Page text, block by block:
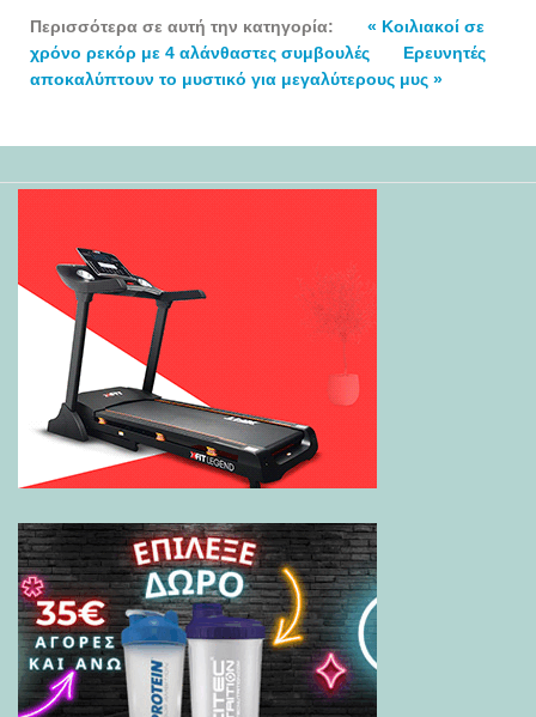
Περισσότερα σε αυτή την κατηγορία:
« Κοιλιακοί σε
χρόνο ρεκόρ με 4 αλάνθαστες συμβουλές
Ερευνητές
αποκαλύπτουν το μυστικό για μεγαλύτερους μυς »